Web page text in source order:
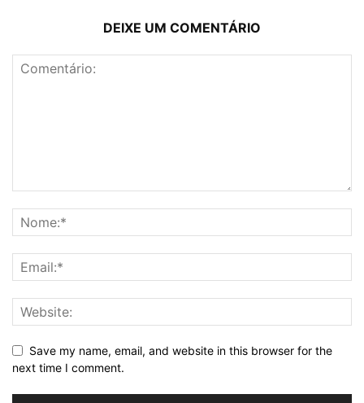
DEIXE UM COMENTÁRIO
Save my name, email, and website in this browser for the
next time I comment.